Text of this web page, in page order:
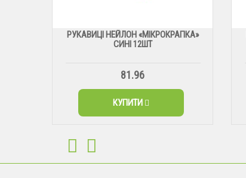
РУКАВИЦІ НЕЙЛОН «МІКРОКРАПКА»
СИНІ 12ШТ
81.96
КУПИТИ